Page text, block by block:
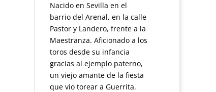
Nacido en Sevilla en el
barrio del Arenal, en la calle
Pastor y Landero, frente a la
Maestranza. Aficionado a los
toros desde su infancia
gracias al ejemplo paterno,
un viejo amante de la fiesta
que vio torear a Guerrita.